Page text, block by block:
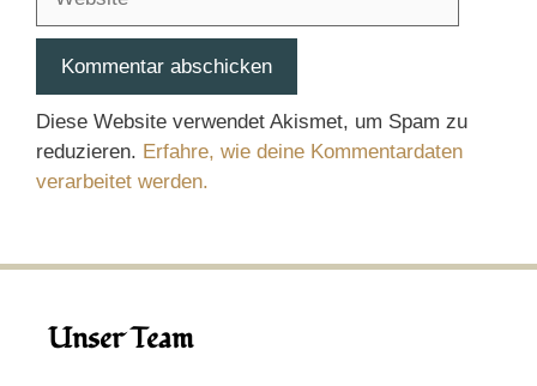
Diese Website verwendet Akismet, um Spam zu
reduzieren. Erfahre, wie deine Kommentardaten
verarbeitet werden.
Unser Team